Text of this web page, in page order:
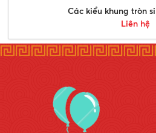
Các kiểu khung tròn
Liên hệ